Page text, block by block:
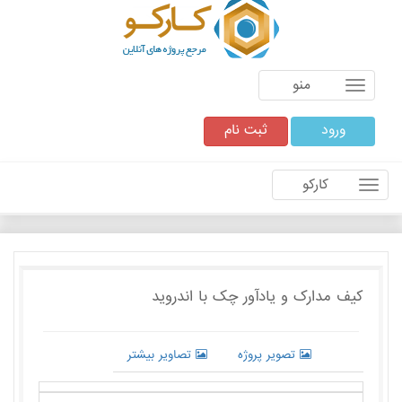
منو
ورود ثبت نام
کارکو
کیف مدارک و یادآور چک با اندروید
تصاویر بیشتر تصویر پروژه